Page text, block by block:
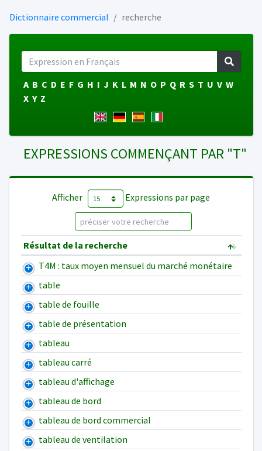
Dictionnaire commercial recherche
A B C D E F G H I J K L M N O P Q R S T U V W
X Y Z
EXPRESSIONS COMMENÇANT PAR "T"
Afficher Expressions par page
Résultat de la recherche
T4M : taux moyen mensuel du marché monétaire
table
table de fouille
table de présentation
tableau
tableau carré
tableau d'affichage
tableau de bord
tableau de bord commercial
tableau de ventilation